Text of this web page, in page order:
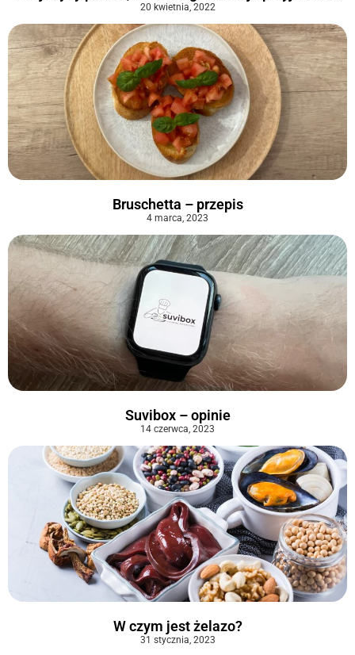
20 kwietnia, 2022
Bruschetta – przepis
4 marca, 2023
Suvibox – opinie
14 czerwca, 2023
W czym jest żelazo?
31 stycznia, 2023